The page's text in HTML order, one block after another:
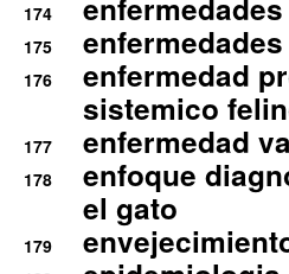
174
175
176
enfermedad
sistemico
177 enfermedad
178
enfoque
el gato
179